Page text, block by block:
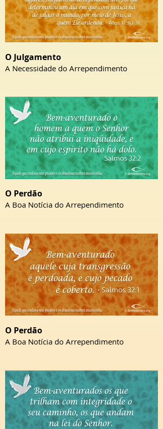
O Julgamento
A Necessidade do Arrependimento
O Perdão
A Boa Notícia do Arrependimento
O Perdão
A Boa Notícia do Arrependimento